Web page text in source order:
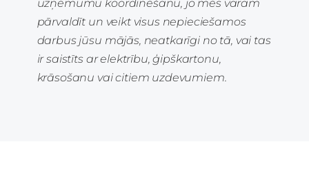
uzņēmumu koordinēšanu, jo mēs varam
pārvaldīt un veikt visus nepieciešamos
darbus jūsu mājās, neatkarīgi no tā, vai tas
ir saistīts ar elektrību, ģipškartonu,
krāsošanu vai citiem uzdevumiem.